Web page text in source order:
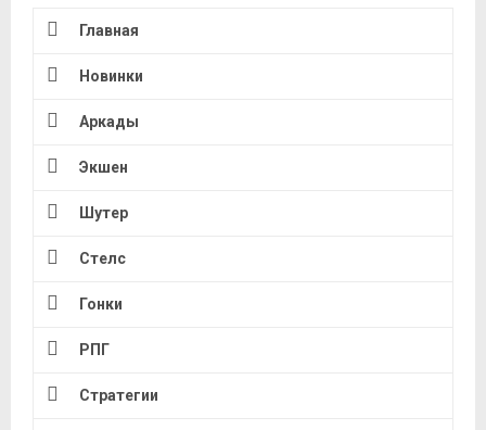
Главная
Новинки
Аркады
Экшен
Шутер
Стелс
Гонки
РПГ
Стратегии